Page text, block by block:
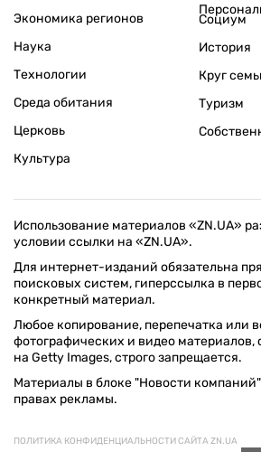
Экономика регионов
Наука
Технологии
Среда обитания
Церковь
Культура
Социум
История
Круг
Туризм
Использование материалов «ZN.UA»
условии ссылки на «ZN.UA».
Для интернет-изданий обязательна
поисковых систем, гиперссылка в
конкретный материал.
Любое копирование, перепечатка или
фотографических и видео
на Getty Images, строго запрещается.
Материалы в блоке "Новости
правах рекламы.
ПОЛИТИКА КОНФИДЕНЦИАЛЬНОСТИ САЙТА ZN.UA